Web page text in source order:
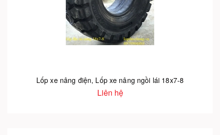
Lốp xe nâng điện, Lốp xe nâng ngồi lái 18x7-8
Liên hệ